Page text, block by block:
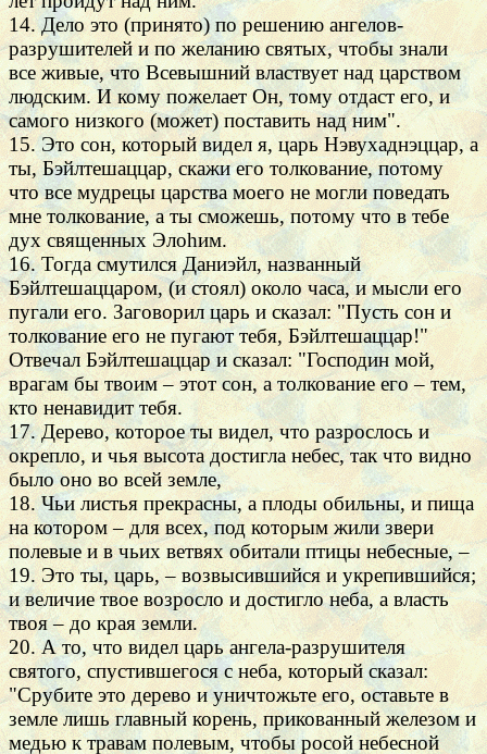
14. Дело это (принято) по решению ангелов-
разрушителей и по желанию святых, чтобы знали
все живые, что Всевышний властвует над царством
людским. И кому пожелает Он, тому отдаст его, и
самого низкого (может) поставить над ним".
15. Это сон, который видел я, царь Нэвухаднэццар, а
ты, Бэйлтешаццар, скажи его толкование, потому
что все мудрецы царства моего не могли поведать
мне толкование, а ты сможешь, потому что в тебе
дух священных Элоhим.
16. Тогда смутился Даниэйл, названный
Бэйлтешаццаром, (и стоял) около часа, и мысли его
пугали его. Заговорил царь и сказал: "Пусть сон и
толкование его не пугают тебя, Бэйлтешаццар!"
Отвечал Бэйлтешаццар и сказал: "Господин мой,
врагам бы твоим – этот сон, а толкование его – тем,
кто ненавидит тебя.
17. Дерево, которое ты видел, что разрослось и
окрепло, и чья высота достигла небес, так что видно
было оно во всей земле,
18. Чьи листья прекрасны, а плоды обильны, и пища
на котором – для всех, под которым жили звери
полевые и в чьих ветвях обитали птицы небесные, –
19. Это ты, царь, – возвысившийся и укрепившийся;
и величие твое возросло и достигло неба, а власть
твоя – до края земли.
20. А то, что видел царь ангела-разрушителя
святого, спустившегося с неба, который сказал:
"Срубите это дерево и уничтожьте его, оставьте в
земле лишь главный корень, прикованный железом и
медью к травам полевым, чтобы росой небесной